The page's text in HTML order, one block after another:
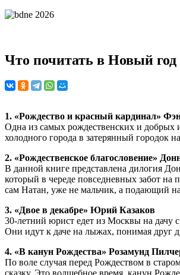
Что почитать в Новый год
1. «Рождество и красный кардинал»
Одна из самых рождественских и добрых
холодного города в затерянный городок
2. «Рождественское благословение»
В данной книге представлена дилогия
который в череде повседневных забот на
сам Натан, уже не мальчик, а подающий
3. «Двое в декабре» Юрий Казаков
30-летний юрист едет из Москвы на дачу
Они идут к даче на лыжах, понимая друг
4. «В канун Рождества» Розамунд
По воле случая перед Рождеством в
сказку. Это волшебное время, канун